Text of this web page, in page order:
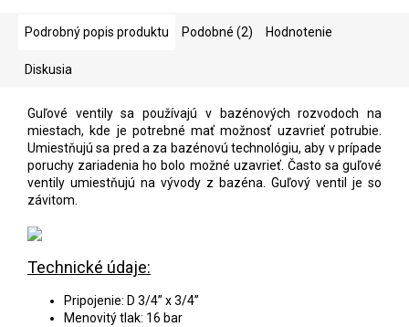
Podrobný popis produktu Podobné (2) Hodnotenie
Diskusia
Guľové ventily sa používajú v bazénových rozvodoch na
miestach, kde je potrebné mať možnosť uzavrieť potrubie.
Umiestňujú sa pred a za bazénovú technológiu, aby v prípade
poruchy zariadenia ho bolo možné uzavrieť. Často sa guľové
ventily umiestňujú na vývody z bazéna. Guľový ventil je so
závitom.
Technické údaje:
Pripojenie: D 3/4” x 3/4”
Menovitý tlak: 16 bar